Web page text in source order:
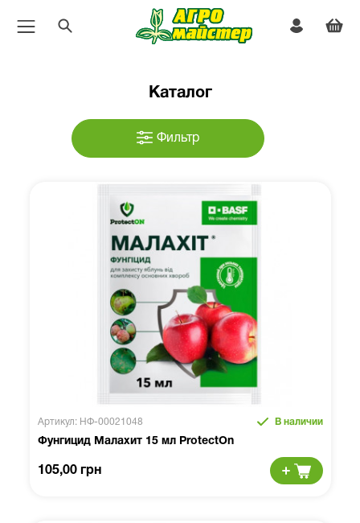
Каталог
Фильтр
Артикул: НФ-00021048 В наличии
Фунгицид Малахит 15 мл ProtectOn
105,00 грн